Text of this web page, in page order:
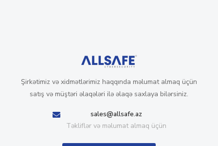
Şirkətimiz və xidmətlərimiz haqqında məlumat almaq üçün
satış və müştəri əlaqələri ilə əlaqə saxlaya bilərsiniz.
sales@allsafe.az
Təkliflər və məlumat almaq üçün